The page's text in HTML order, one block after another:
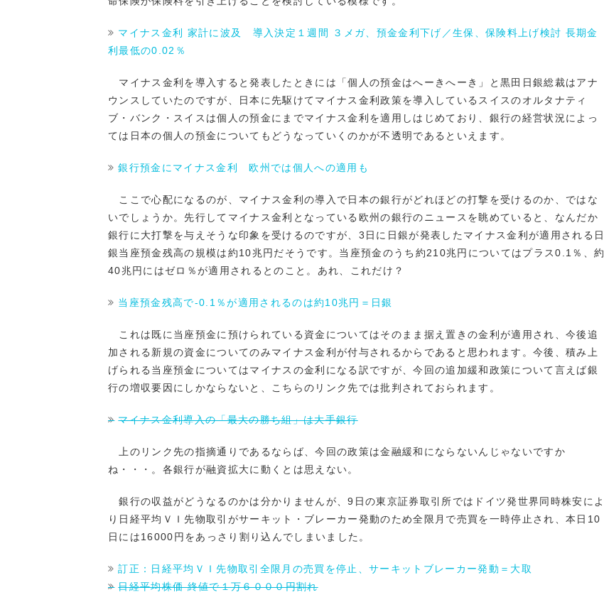
マイナス金利 家計に波及 導入決定１週間 ３メガ、預金金利下げ／生保、保険料上げ検討 長期金
利最低の0.02％
マイナス金利を導入すると発表したときには「個人の預金はへーきへーき」と黒田日銀総裁はアナ
ウンスしていたのですが、日本に先駆けてマイナス金利政策を導入しているスイスのオルタナティ
ブ・バンク・スイスは個人の預金にまでマイナス金利を適用しはじめており、銀行の経営状況によっ
ては日本の個人の預金についてもどうなっていくのかが不透明であるといえます。
銀行預金にマイナス金利 欧州では個人への適用も
ここで心配になるのが、マイナス金利の導入で日本の銀行がどれほどの打撃を受けるのか、ではな
いでしょうか。先行してマイナス金利となっている欧州の銀行のニュースを眺めていると、なんだか
銀行に大打撃を与えそうな印象を受けるのですが、3日に日銀が発表したマイナス金利が適用される日
銀当座預金残高の規模は約10兆円だそうです。当座預金のうち約210兆円についてはプラス0.1％、約
40兆円にはゼロ％が適用されるとのこと。あれ、これだけ？
当座預金残高で-0.1％が適用されるのは約10兆円＝日銀
これは既に当座預金に預けられている資金についてはそのまま据え置きの金利が適用され、今後追
加される新規の資金についてのみマイナス金利が付与されるからであると思われます。今後、積み上
げられる当座預金についてはマイナスの金利になる訳ですが、今回の追加緩和政策について言えば銀
行の増収要因にしかならないと、こちらのリンク先では批判されておられます。
マイナス金利導入の「最大の勝ち組」は大手銀行
上のリンク先の指摘通りであるならば、今回の政策は金融緩和にならないんじゃないですか
ね・・・。各銀行が融資拡大に動くとは思えない。
銀行の収益がどうなるのかは分かりませんが、9日の東京証券取引所ではドイツ発世界同時株安によ
り日経平均ＶＩ先物取引がサーキット・ブレーカー発動のため全限月で売買を一時停止され、本日10
日には16000円をあっさり割り込んでしまいました。
訂正：日経平均ＶＩ先物取引全限月の売買を停止、サーキットブレーカー発動＝大取
日経平均株価 終値で１万６０００円割れ